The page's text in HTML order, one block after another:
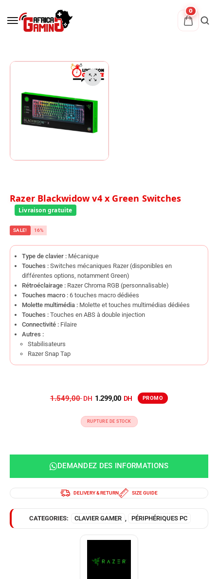
0
Razer Blackwidow v4 x Green Switches
SALE! 16%
Type de clavier : Mécanique
Touches : Switches mécaniques Razer (disponibles en
différentes options, notamment Green)
Rétroéclairage : Razer Chroma RGB (personnalisable)
Touches macro : 6 touches macro dédiées
Molette multimédia : Molette et touches multimédias dédiées
Touches : Touches en ABS à double injection
Connectivité : Filaire
Autres :
Stabilisateurs
Razer Snap Tap
1.549,00 1.299,00
RUPTURE DE STOCK
DEMANDEZ DES INFORMATIONS
DELIVERY & RETURN SIZE GUIDE
CATEGORIES: CLAVIER GAMER PÉRIPHÉRIQUES PC